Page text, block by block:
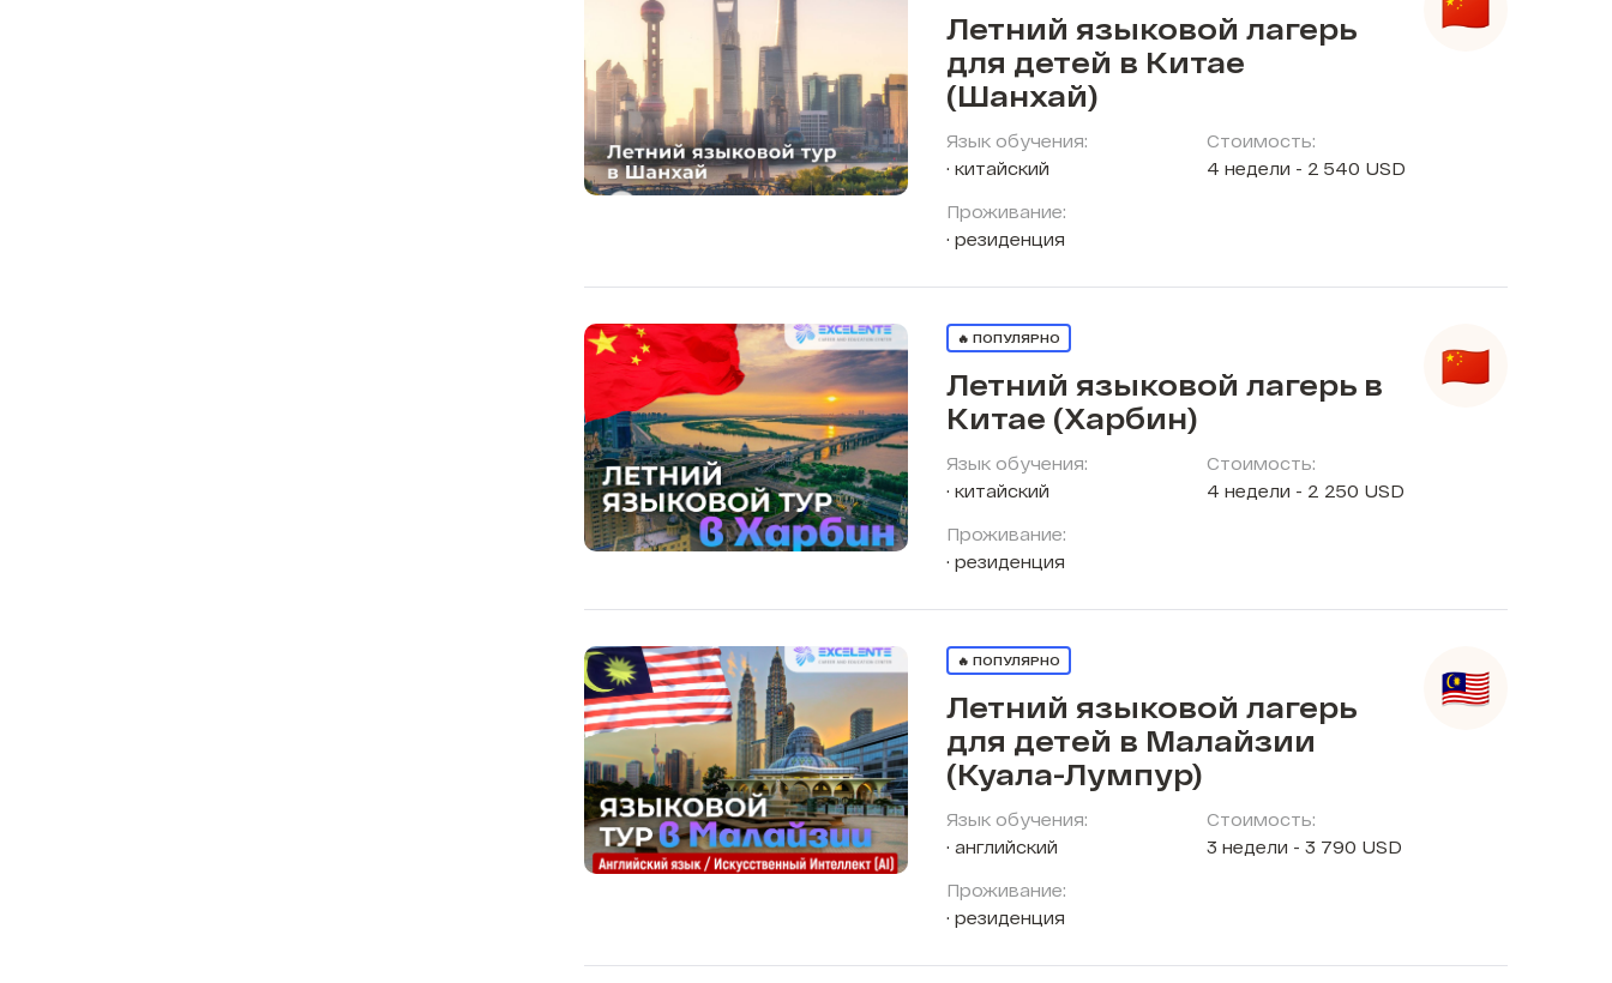
Летний языковой лагерь
для детей в Китае
(Шанхай)
Язык обучения:
китайский
Проживание:
резиденция
Стоимость:
4 недели - 2 540 USD
🔥 ПОПУЛЯРНО
Летний языковой лагерь в
Китае (Харбин)
Язык обучения:
китайский
Проживание:
резиденция
Стоимость:
4 недели - 2 250 USD
🔥 ПОПУЛЯРНО
Летний языковой лагерь
для детей в Малайзии
(Куала-Лумпур)
Язык обучения:
английский
Проживание:
резиденция
Стоимость:
3 недели - 3 790 USD